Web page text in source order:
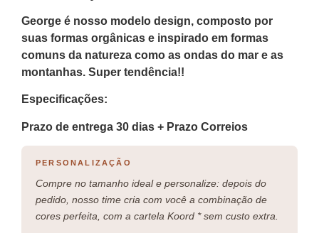
George é nosso modelo design, composto por
suas formas orgânicas e inspirado em formas
comuns da natureza como as ondas do mar e as
montanhas. Super tendência!!
Especificações:
Prazo de entrega 30 dias + Prazo Correios
PERSONALIZAÇÃO
Compre no tamanho ideal e personalize: depois do
pedido, nosso time cria com você a combinação de
cores perfeita, com a cartela Koord * sem custo extra.